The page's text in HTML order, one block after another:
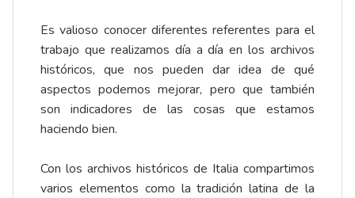
Es valioso conocer diferentes referentes para el
trabajo que realizamos día a día en los archivos
históricos, que nos pueden dar idea de qué
aspectos podemos mejorar, pero que también
son indicadores de las cosas que estamos
haciendo bien.
Con los archivos históricos de Italia compartimos
varios elementos como la tradición latina de la